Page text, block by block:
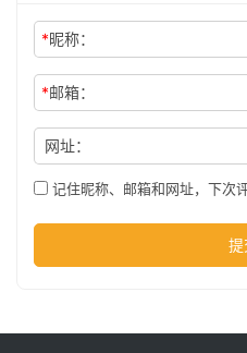
时
尚
科
技
*昵称：
*邮箱：
网址：
记住昵称、邮箱和网址，下次
提